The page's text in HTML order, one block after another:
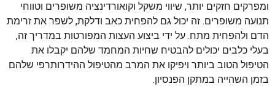
ומפרקים חזקים יותר, שיווי משקל וקואורדינציה משופרים וטווחי
תנועה משופרים. זה יכול גם להפחית כאב ודלקת, לשפר את זרימת
הדם ולהפחית מתח. על ידי ביצוע העצות המפורטות במדריך זה,
בעלי כלבים יכולים להבטיח שחיות המחמד שלהם יקבלו את
הטיפול הטוב ביותר ויפיקו את המרב מהטיפול ההידרותרפי שלהם
בזמן השהייה במתקן הפנסיון.